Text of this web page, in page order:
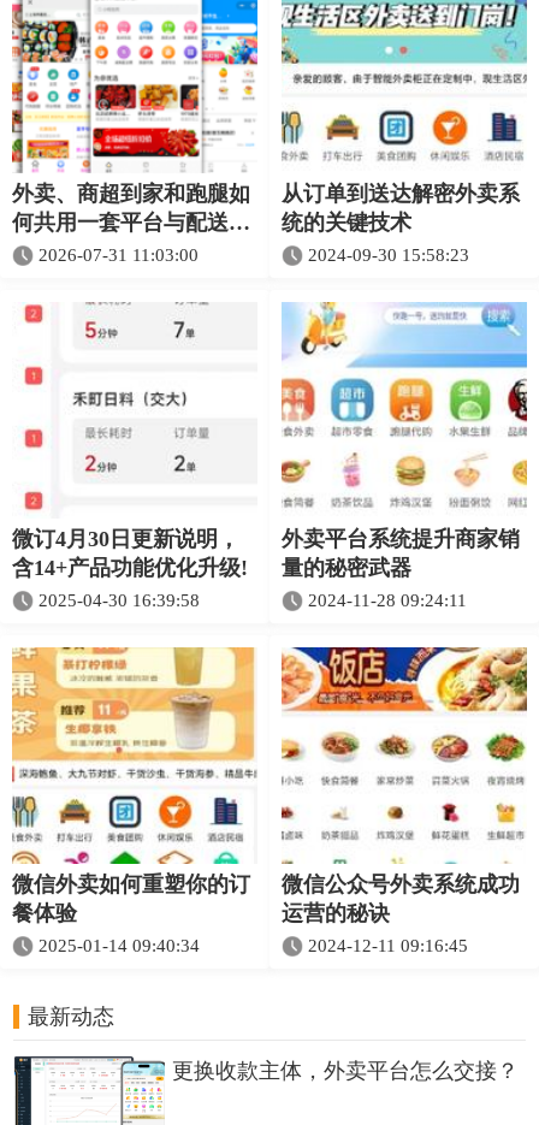
外卖、商超到家和跑腿如
何共用一套平台与配送体
系 2026-07-31 11:03:00
从订单到送达解密外卖系
统的关键技术
2024-09-30 15:58:23
微订4月30日更新说明，
含14+产品功能优化升级!
2025-04-30 16:39:58
外卖平台系统提升商家销
量的秘密武器
2024-11-28 09:24:11
微信外卖如何重塑你的订
餐体验
2025-01-14 09:40:34
微信公众号外卖系统成功
运营的秘诀
2024-12-11 09:16:45
最新动态
更换收款主体，外卖平台怎么交接？